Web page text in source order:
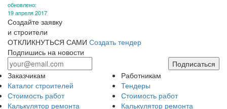
обновлено:
19 апреля 2017
Создайте заявку
и строители
ОТКЛИКНУТЬСЯ САМИ Создать тендер
Подпишись на новости
Подписаться
Заказчикам
Каталог строителей
Стоимость работ
Калькулятор ремонта
Работникам
Тендеры
Стоимость работ
Калькулятор ремонта